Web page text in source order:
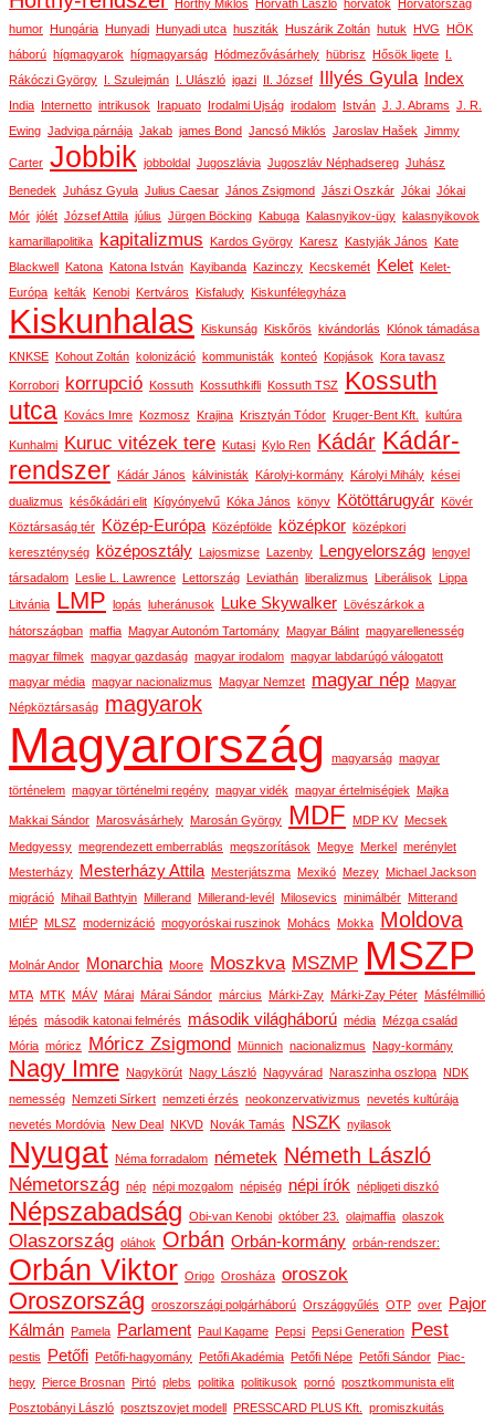
Horthy Miklós Horváth László horvátok
Horvátország
humor
Hungária Hunyadi Hunyadi utca husziták Huszárik Zoltán hutuk HVG
HÖK
háború hígmagyarok hígmagyarság Hódmezővásárhely hübrisz Hősök ligete
Rákóczi György
I. Szulejmán I. Ulászló igazi II. József Illyés Gyula Index
India Internetto intrikusok Irapuato Irodalmi Ujság irodalom István J. J. Abrams J. R.
Ewing Jadviga párnája Jakab james Bond Jancsó Miklós Jaroslav Hašek Jimmy
Carter Jobbik jobboldal Jugoszlávia Jugoszláv Néphadsereg Juhász
Benedek Juhász Gyula Julius Caesar János Zsigmond Jászi Oszkár Jókai Jókai
Mór jólét József Attila július Jürgen Böcking Kabuga Kalasnyikov-ügy kalasnyikovok
kamarillapolitika kapitalizmus Kardos György Karesz Kastyják János
Kate
Blackwell
Katona Katona István Kayibanda Kazinczy Kecskemét Kelet
Kelet-
Európa kelták Kenobi Kertváros Kisfaludy Kiskunfélegyháza
Kiskunhalas Kiskunság Kiskőrös kivándorlás Klónok támadása
KNKSE Kohout Zoltán kolonizáció kommunisták konteó Kopjások Kora tavasz
Korrobori korrupció Kossuth Kossuthkifli Kossuth TSZ Kossuth
utca
Kovács Imre Kozmosz Krajina Krisztyán Tódor Kruger-Bent Kft. kultúra
Kunhalmi Kuruc vitézek tere Kutasi Kylo Ren Kádár Kádár-
rendszer
Kádár János kálvinisták Károlyi-kormány Károlyi Mihály kései
dualizmus
későkádári elit Kígyónyelvű Kóka János könyv Kötöttárugyár
Kövér
Köztársaság tér
Közép-Európa Középfölde középkor középkori
kereszténység
középosztály Lajosmizse Lazenby Lengyelország
lengyel
társadalom
Leslie L. Lawrence Lettország Leviathán liberalizmus Liberálisok
Lippa
Litvánia LMP lopás luheránusok Luke Skywalker
Lövészárkok a
hátországban maffia Magyar Autonóm Tartomány Magyar Bálint magyarellenesség
magyar filmek magyar gazdaság magyar irodalom magyar labdarúgó válogatott
magyar média magyar nacionalizmus Magyar Nemzet magyar nép Magyar
Népköztársaság magyarok
Magyarország magyarság magyar
történelem magyar történelmi regény magyar vidék magyar értelmiségiek Majka
Makkai Sándor Marosvásárhely Marosán György MDF MDP KV Mecsek
Medgyessy megrendezett emberrablás megszorítások Megye Merkel
merénylet
Mesterházy
Mesterházy Attila Mesterjátszma Mexikó Mezey Michael Jackson
migráció Mihail Bathtyin Millerand Millerand-levél Milosevics minimálbér Mitterand
MIÉP MLSZ modernizáció mogyoróskai ruszinok Mohács Mokka Moldova
Molnár Andor Monarchia Moore Moszkva MSZMP MSZP
MTA MTK MÁV Márai Márai Sándor március Márki-Zay Márki-Zay Péter Másfélmillió
lépés második katonai felmérés második világháború média Mézga család
Mória móricz Móricz Zsigmond Münnich nacionalizmus Nagy-kormány
Nagy Imre Nagykörút Nagy László Nagyvárad Naraszinha oszlopa NDK
nemesség Nemzeti Sírkert nemzeti érzés neokonzervativizmus nevetés kultúrája
nevetés Mordóvia New Deal NKVD Novák Tamás NSZK nyilasok
Nyugat Néma forradalom németek Németh László
Németország nép népi mozgalom népiség népi írók népligeti diszkó
Népszabadság Obi-van Kenobi október 23. olajmaffia olaszok
Olaszország oláhok Orbán Orbán-kormány orbán-rendszer:
Orbán Viktor Origo Orosháza oroszok
Oroszország oroszországi polgárháború Országgyűlés OTP over
Pajor
Kálmán
Pamela Parlament Paul Kagame Pepsi Pepsi Generation Pest
pestis Petőfi Petőfi-hagyomány Petőfi Akadémia Petőfi Népe Petőfi Sándor
Piac-
hegy
Pierce Brosnan Pirtó plebs politika politikusok pornó posztkommunista elit
Posztobányi László posztszovjet modell PRESSCARD PLUS Kft.
promiszkuitás